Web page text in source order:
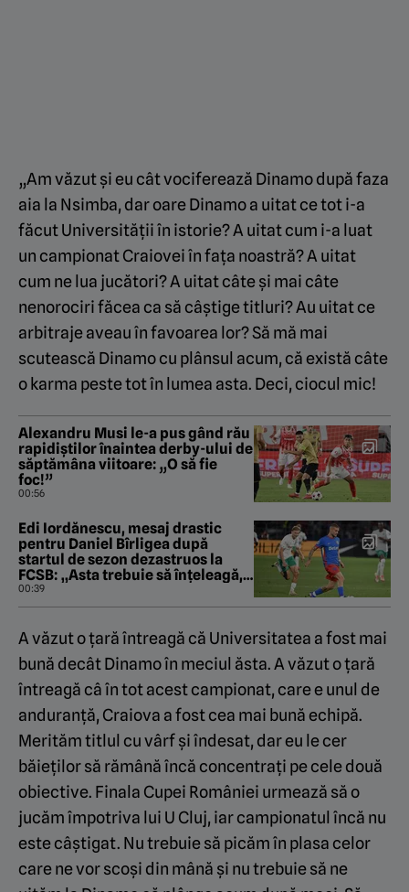
„Am văzut și eu cât vociferează Dinamo după faza
aia la Nsimba, dar oare Dinamo a uitat ce tot i-a
făcut Universității în istorie? A uitat cum i-a luat
un campionat Craiovei în fața noastră? A uitat
cum ne lua jucători? A uitat câte și mai câte
nenorociri făcea ca să câștige titluri? Au uitat ce
arbitraje aveau în favoarea lor? Să mă mai
scutească Dinamo cu plânsul acum, că există câte
o karma peste tot în lumea asta. Deci, ciocul mic!
Alexandru Musi le-a pus gând rău
rapidiștilor înaintea derby-ului de
săptămâna viitoare: „O să fie
foc!”
00:56
Edi Iordănescu, mesaj drastic
pentru Daniel Bîrligea după
startul de sezon dezastruos la
FCSB: „Asta trebuie să înțeleagă,
înainte de orice!”
00:39
A văzut o țară întreagă că Universitatea a fost mai
bună decât Dinamo în meciul ăsta. A văzut o țară
întreagă câ în tot acest campionat, care e unul de
anduranță, Craiova a fost cea mai bună echipă.
Merităm titlul cu vârf și îndesat, dar eu le cer
băieților să rămână încă concentrați pe cele două
obiective. Finala Cupei României urmează să o
jucăm împotriva lui U Cluj, iar campionatul încă nu
este câștigat. Nu trebuie să picăm în plasa celor
care ne vor scoși din mână și nu trebuie să ne